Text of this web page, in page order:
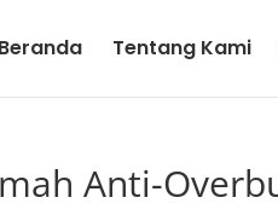
Beranda Tentang Kami
Anti-